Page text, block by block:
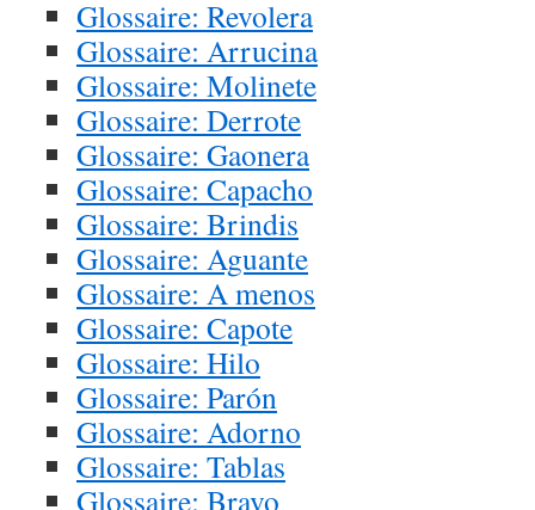
Glossaire: Revolera
Glossaire: Arrucina
Glossaire: Molinete
Glossaire: Derrote
Glossaire: Gaonera
Glossaire: Capacho
Glossaire: Brindis
Glossaire: Aguante
Glossaire: A menos
Glossaire: Capote
Glossaire: Hilo
Glossaire: Parón
Glossaire: Adorno
Glossaire: Tablas
Glossaire: Bravo